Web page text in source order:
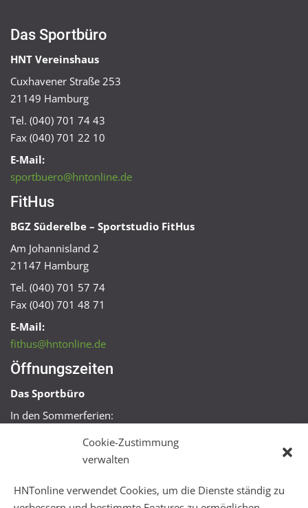
Cookie-Zustimmung
verwalten
HNTonline verwendet Cookies, um die Dienste ständig zu
Das Sportbüro
HNT Vereinshaus
Cuxhavener Straße 253
21149 Hamburg
Tel. (040) 701 74 43
Fax (040) 701 22 10
E-Mail:
sportbuero@hntonline.de
FitHus
BGZ Süderelbe – Sportstudio FitHus
Am Johannisland 2
21147 Hamburg
Tel. (040) 701 57 74
Fax (040) 701 48 71
E-Mail:
fithus@hntonline.de
Öffnungszeiten
Das Sportbüro
In den Sommerferien:
Mo + Mi 16:00 – 18:00 Uhr
Mo – Fr 08:00 – 22:00 Uhr